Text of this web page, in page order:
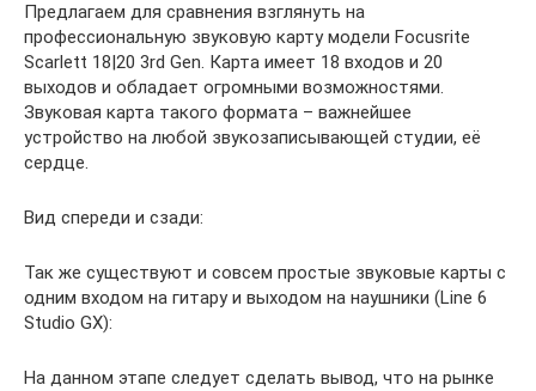
Предлагаем для сравнения взглянуть на
профессиональную звуковую карту модели Focusrite
Scarlett 18|20 3rd Gen. Карта имеет 18 входов и 20
выходов и обладает огромными возможностями.
Звуковая карта такого формата – важнейшее
устройство на любой звукозаписывающей студии, её
сердце.
Вид спереди и сзади:
Так же существуют и совсем простые звуковые карты с
одним входом на гитару и выходом на наушники (Line 6
Studio GX):
На данном этапе следует сделать вывод, что на рынке